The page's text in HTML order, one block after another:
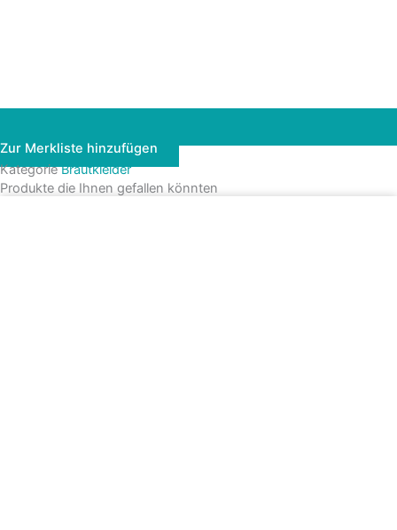
Zur Merkliste hinzufügen
Kategorie Brautkleider
Produkte die Ihnen gefallen könnten